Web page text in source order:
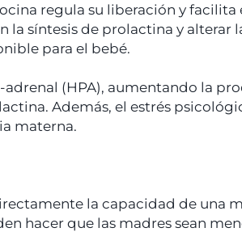
regula su liberación y facilita
la síntesis de prolactina y alterar
para el bebé.
(HPA), aumentando la
Además, el estrés
materna.
la capacidad de una
hacer que las madres sean